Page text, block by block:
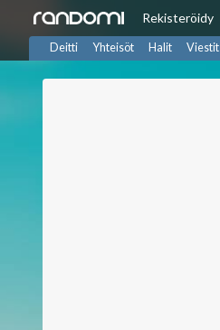
Rekisteröidy
Deitti Yhteisöt Halit Viestit